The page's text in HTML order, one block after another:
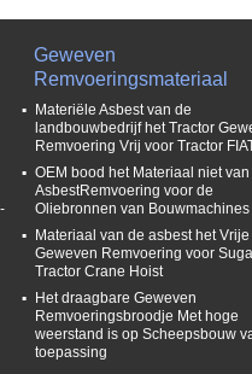
Geweven
Remvoeringsmateriaal
Materiële Asbest van de
landbouwbedrijf het Tractor
Remvoering Vrij voor Tractor
OEM bood het Materiaal niet van
AsbestRemvoering voor de
Oliebronnen van Bouwmachines
Materiaal van de asbest het Vrije
Geweven Remvoering voor
Tractor Crane Hoist
Het draagbare Geweven
Remvoeringsbroodje Met hoge
weerstand is op Scheepsbouw
toepassing